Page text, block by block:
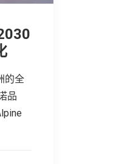
的全
品